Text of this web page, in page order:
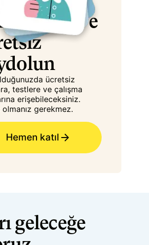
Kids'e
ücretsiz
testlere ve çalışma
erişebileceksiniz.
gerekmez.
Hemen katıl
geleceğe